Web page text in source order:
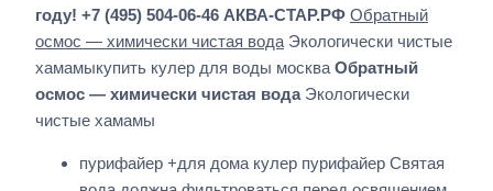
году! +7 (495) 504-06-46 АКВА-СТАР.РФ Обратный
осмос — химически чистая вода Экологически чистые
хамамыкупить кулер для воды москва Обратный
осмос — химически чистая водаЭкологически
чистые хамамы
пурифайер +для дома кулер пурифайер Святая